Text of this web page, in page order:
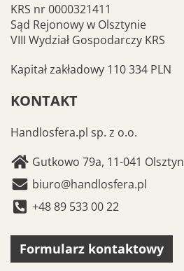
KRS nr 0000321411
Sąd Rejonowy w Olsztynie
VIII Wydział Gospodarczy KRS
Kapitał zakładowy 110 334 PLN
KONTAKT
Handlosfera.pl sp. z o.o.
Gutkowo 79a, 11-041 Olsztyn
biuro@handlosfera.pl
+48 89 533 00 22
Formularz kontaktowy